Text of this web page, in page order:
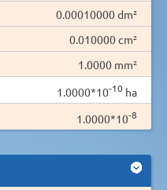
0.00010000 dm²
0.010000 cm²
1.0000 mm²
1.0000*10-10 ha
1.0000*10-8